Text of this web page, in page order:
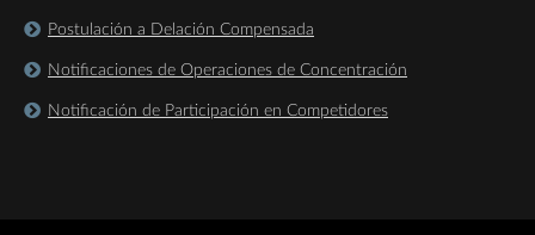
Postulación a Delación Compensada
Notificaciones de Operaciones de Concentración
Notificación de Participación en Competidores